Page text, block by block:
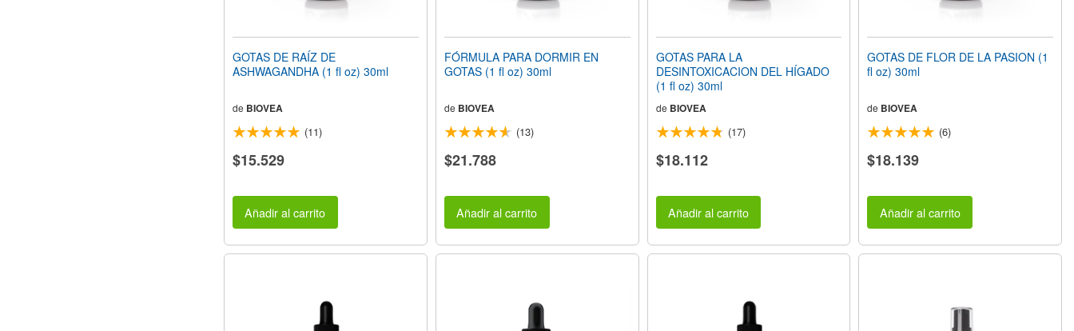
GOTAS DE RAÍZ DE
ASHWAGANDHA (1 fl oz) 30ml
de BIOVEA
(11)
$15.529
Añadir al carrito
FÓRMULA PARA DORMIR EN
GOTAS (1 fl oz) 30ml
de BIOVEA
(13)
$21.788
Añadir al carrito
GOTAS PARA LA
DESINTOXICACION DEL HÍGADO
(1 fl oz) 30ml
de BIOVEA
(17)
$18.112
Añadir al carrito
GOTAS DE FLOR DE LA PASION (1
fl oz) 30ml
de BIOVEA
(6)
$18.139
Añadir al carrito